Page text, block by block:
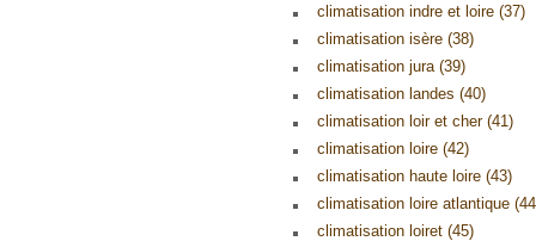
climatisation indre et loire (37)
climatisation isère (38)
climatisation jura (39)
climatisation landes (40)
climatisation loir et cher (41)
climatisation loire (42)
climatisation haute loire (43)
climatisation loire atlantique
climatisation loiret (45)